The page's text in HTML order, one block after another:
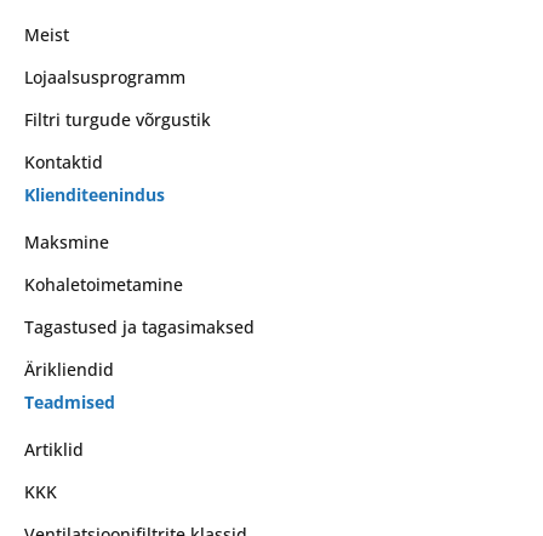
Meist
Lojaalsusprogramm
Filtri turgude võrgustik
Kontaktid
Klienditeenindus
Maksmine
Kohaletoimetamine
Tagastused ja tagasimaksed
Ärikliendid
Teadmised
Artiklid
KKK